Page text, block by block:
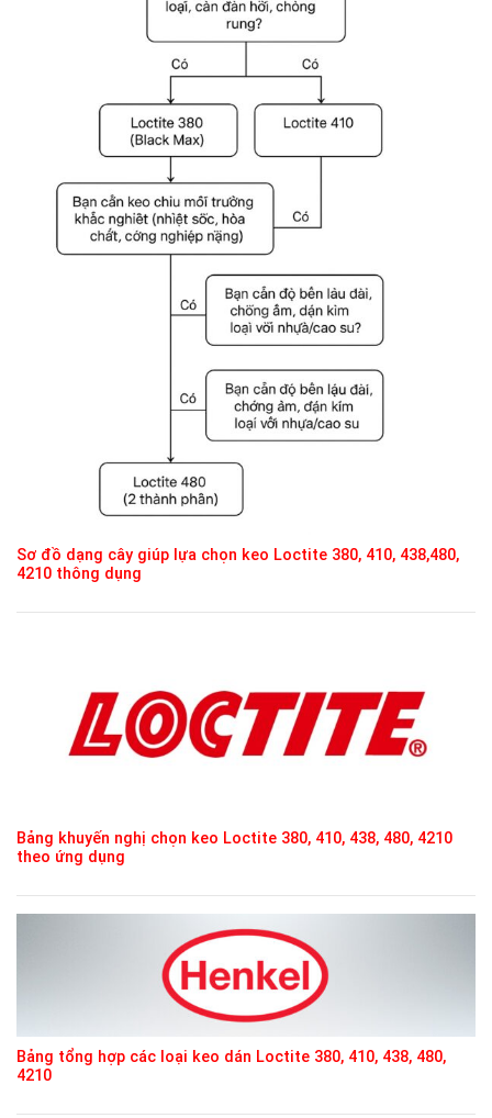
Sơ đồ dạng cây giúp lựa chọn keo Loctite 380, 410, 438,480,
4210 thông dụng
Bảng khuyến nghị chọn keo Loctite 380, 410, 438, 480, 4210
theo ứng dụng
Bảng tổng hợp các loại keo dán Loctite 380, 410, 438, 480,
4210